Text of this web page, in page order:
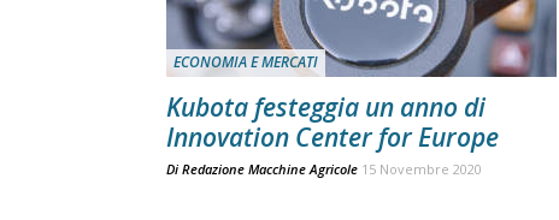
ECONOMIA E MERCATI
Kubota festeggia un anno di
Innovation Center for Europe
Di Redazione Macchine Agricole 15 Novembre 2020